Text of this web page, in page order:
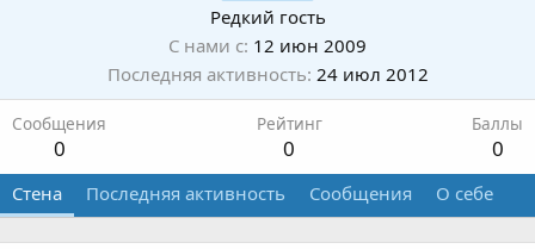
Редкий гость
С нами с 12 июн 2009
Последняя активность 24 июл 2012
Сообщения
0
Рейтинг
0
Баллы
0
Стена Последняя активность Сообщения О себе